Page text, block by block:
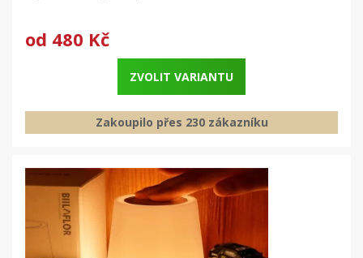
od 480 Kč
ZVOLIT VARIANTU
Zakoupilo přes 230 zákazníku